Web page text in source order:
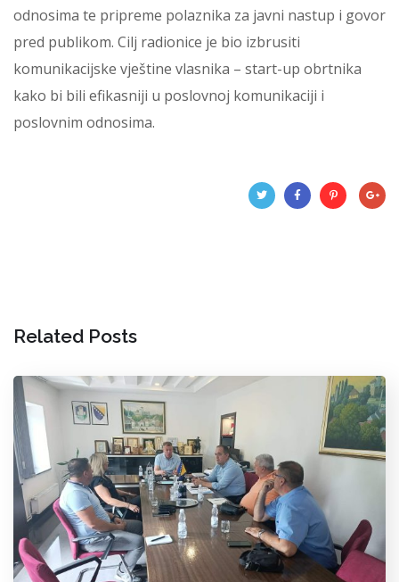
odnosima te pripreme polaznika za javni nastup i govor
pred publikom. Cilj radionice je bio izbrusiti
komunikacijske vještine vlasnika – start-up obrtnika
kako bi bili efikasniji u poslovnoj komunikaciji i
poslovnim odnosima.
Related Posts